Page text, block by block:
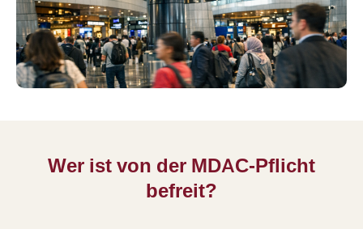
Wer ist von der MDAC-Pflicht
befreit?